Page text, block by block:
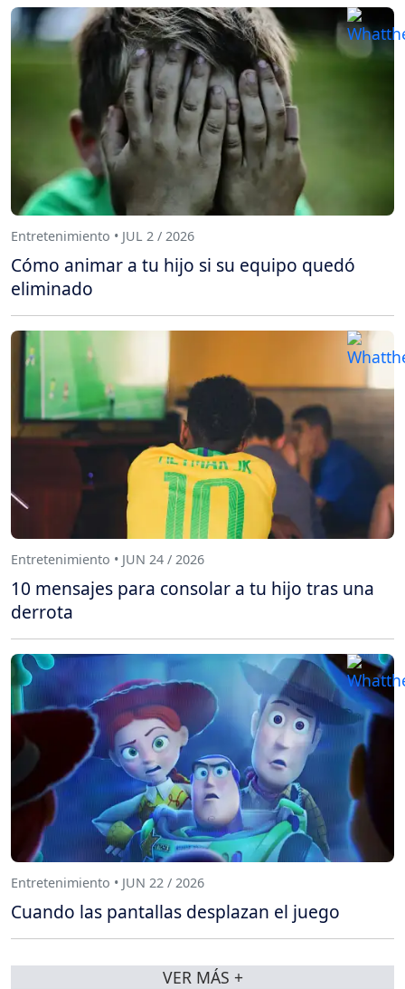
Entretenimiento • JUL 2 / 2026
Cómo animar a tu hijo si su equipo quedó
eliminado
Entretenimiento • JUN 24 / 2026
10 mensajes para consolar a tu hijo tras una
derrota
Entretenimiento • JUN 22 / 2026
Cuando las pantallas desplazan el juego
VER MÁS +